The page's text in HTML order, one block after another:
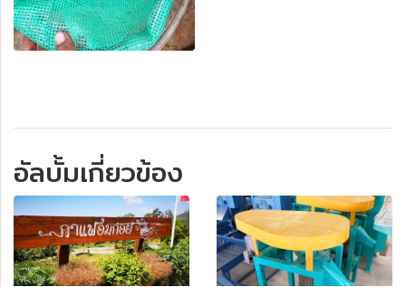
อัลบั้มเกี่ยวข้อง